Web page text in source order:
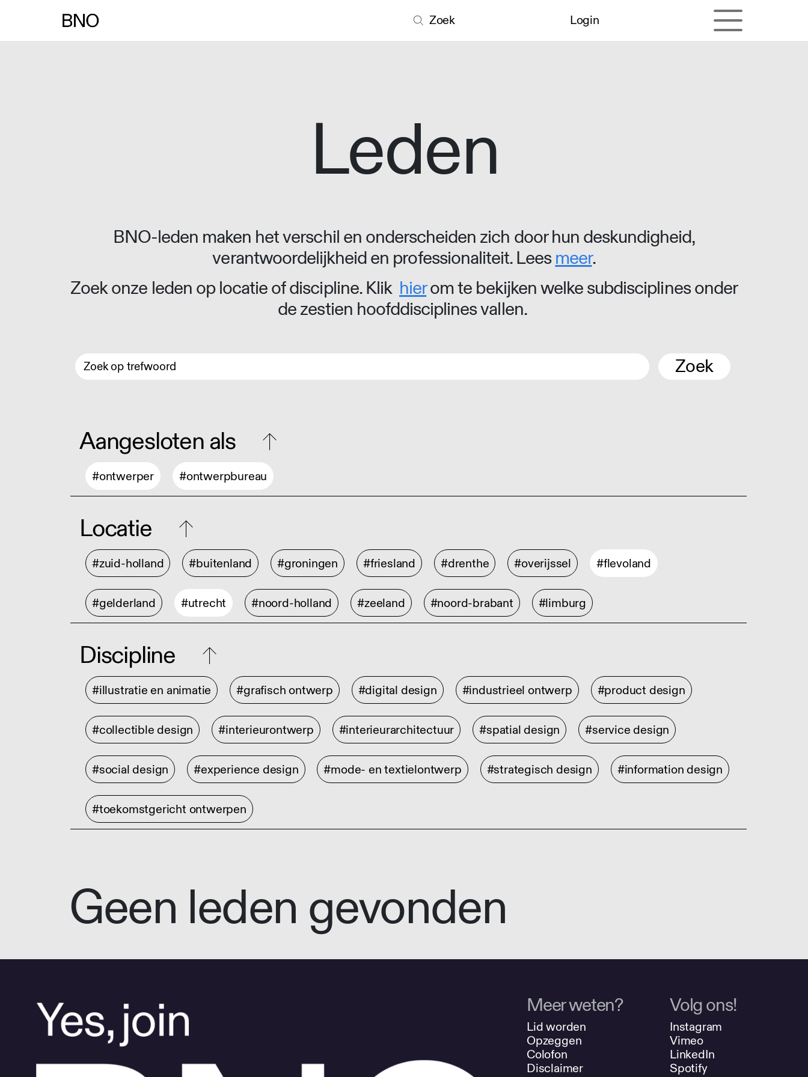
Zoek Login
Leden
BNO-leden maken het verschil en onderscheiden zich door hun deskundigheid,
verantwoordelijkheid en professionaliteit. Leesmeer.
Zoek onze leden op locatie of discipline. Klik hierom te bekijken welke subdisciplines onder
de zestien hoofddisciplines vallen.
Zoek
Aangesloten als
#ontwerper #ontwerpbureau
Locatie
#zuid-holland #buitenland #groningen #friesland #drenthe #overijssel #flevoland
#gelderland #utrecht #noord-holland #zeeland #noord-brabant #limburg
Discipline
#illustratie en animatie #grafisch ontwerp #digital design #industrieel ontwerp #product design
#collectible design #interieurontwerp #interieurarchitectuur #spatial design #service design
#social design #experience design #mode- en textielontwerp #strategisch design #information design
#toekomstgericht ontwerpen
Geen leden gevonden
Meer weten?
Lid worden
Opzeggen
Colofon
Disclaimer
Volg ons!
Instagram
Vimeo
LinkedIn
Spotify